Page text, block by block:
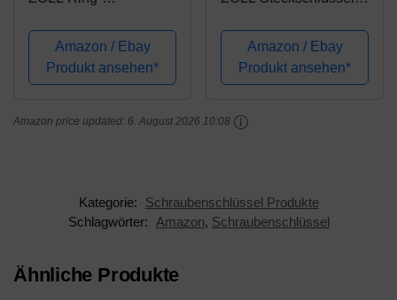
13/16" 12teilig
SlimLine Industrial
Amazon / Ebay
Produkt ansehen*
Schraubenschlüsseln,
Nüssen, Knarren und
Bits
Amazon / Ebay
Produkt ansehen*
Amazon price updated: 6. August 2026 10:08
Kategorie:
Schraubenschlüssel Produkte
Schlagwörter:
Amazon, Schraubenschlüssel
Ähnliche Produkte